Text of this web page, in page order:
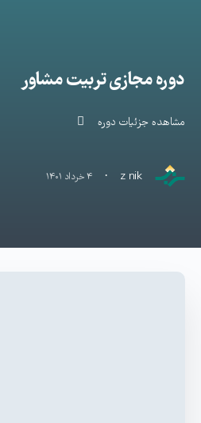
دوره مجازی تربیت مشاور
مشاهده جزئیات دوره
z nik
· ۴ خرداد ۱۴۰۱